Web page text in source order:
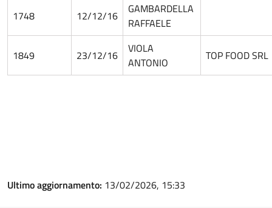
1748 12/12/16
GAMBARDELLA
RAFFAELE
1849 23/12/16
VIOLA
ANTONIO
TOP FOOD SRL
Ultimo aggiornamento: 13/02/2026, 15:33